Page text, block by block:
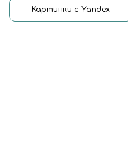
Картинки с Yandex